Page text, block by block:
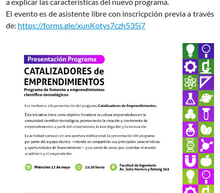
El evento es de asistente libre con inscricpción previa a través
de: https://forms.gle/xunKotys7czh535j7